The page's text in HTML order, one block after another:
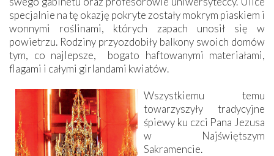
specjalnie na tę okazję pokryte zostały mokrym piaskiem i
wonnymi roślinami, których zapach unosił się w
powietrzu. Rodziny przyozdobiły balkony swoich domów
tym, co najlepsze, bogato haftowanymi materiałami,
flagami i całymi girlandami kwiatów.
Wszystkiemu temu
towarzyszyły tradycyjne
śpiewy ku czci Pana Jezusa
w Najświętszym
Sakramencie.